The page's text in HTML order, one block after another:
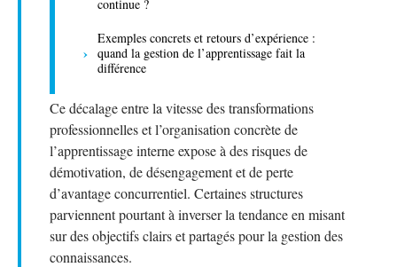
continue ?
Exemples concrets et retours d’expérience :
quand la gestion de l’apprentissage fait la
différence
Ce décalage entre la vitesse des transformations
professionnelles et l’organisation concrète de
l’apprentissage interne expose à des risques de
démotivation, de désengagement et de perte
d’avantage concurrentiel. Certaines structures
parviennent pourtant à inverser la tendance en misant
sur des objectifs clairs et partagés pour la gestion des
connaissances.